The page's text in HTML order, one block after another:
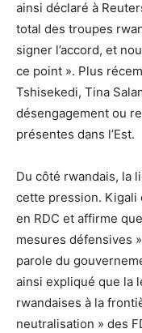
ainsi déclaré à
total des troupes
signer l’accord, et
ce point ». Plus
Tshisekedi, Tina
désengagement ou
présentes dans l’Est.
Du côté rwandais, la
cette pression.
en RDC et affirme
mesures défensives
parole du
ainsi expliqué que la
rwandaises à la
neutralisation » des